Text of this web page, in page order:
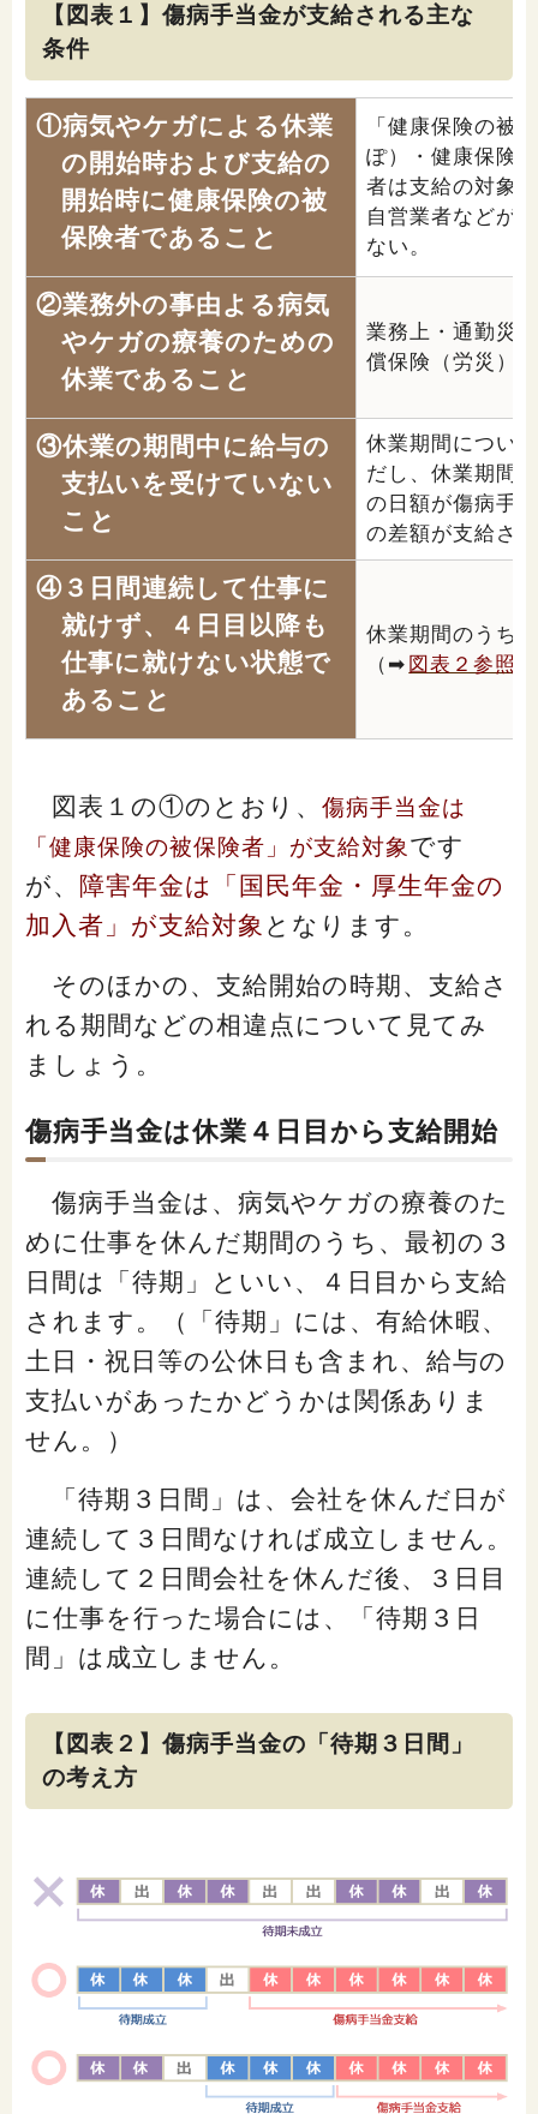
【図表１】傷病手当金が支給される主な
条件
①病気やケガによる休業
の開始時および支給の
開始時に健康保険の被
保険者であること
「健康保険の被
ぽ）・健康保険
者は支給の対象
自営業者などが
ない。
②業務外の事由よる病気
やケガの療養のための
休業であること
業務上・通勤災
償保険（労災）
③休業の期間中に給与の
支払いを受けていない
こと
休業期間につい
だし、休業期間
の日額が傷病手
の差額が支給さ
④３日間連続して仕事に
就けず、
４日目以降も
仕事に就けない状態で
あること
休業期間のうち
（➡ 図表２参照
図表１の①のとおり、 傷病手当金は
「健康保険の被保険者」が支給対象 です
が、 障害年金は「国民年金・厚生年金の
加入者」が支給対象 となります。
そのほかの、支給開始の時期、支給さ
れる期間などの相違点について見てみ
ましょう。
傷病手当金は休業４日目から支給開始
傷病手当金は、病気やケガの療養のた
めに仕事を休んだ期間のうち、最初の３
日間は「待期」といい、４日目から支給
されます。（「待期」には、有給休暇、
土日・祝日等の公休日も含まれ、給与の
支払いがあったかどうかは関係ありま
せん。）
「待期３日間」は、会社を休んだ日が
連続して３日間なければ成立しません。
連続して２日間会社を休んだ後、３日目
に仕事を行った場合には、「待期３日
間」は成立しません。
【図表２】傷病手当金の「待期３日間」
の考え方